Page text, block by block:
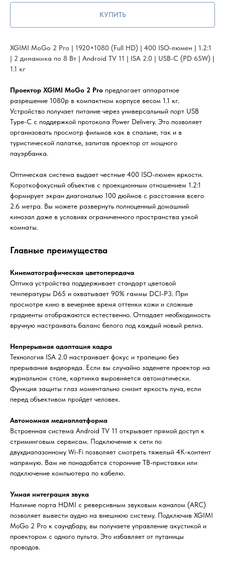
КУПИТЬ
XGIMI MoGo 2 Pro | 1920×1080 (Full HD) | 400 ISO-люмен | 1.2:1
| 2 динамика по 8 Вт | Android TV 11 | ISA 2.0 | USB-C (PD 65W) |
1.1 кг
Проектор XGIMI MoGo 2 Pro предлагает аппаратное
разрешение 1080p в компактном корпусе весом 1.1 кг.
Устройство получает питание через универсальный порт USB
Type-C с поддержкой протокола Power Delivery. Это позволяет
организовать просмотр фильмов как в спальне, так и в
туристической палатке, запитав проектор от мощного
пауэрбанка.
Оптическая система выдает честные 400 ISO-люмен яркости.
Короткофокусный объектив с проекционным отношением 1.2:1
формирует экран диагональю 100 дюймов с расстояния всего
2.6 метра. Вы можете развернуть полноценный домашний
кинозал даже в условиях ограниченного пространства узкой
комнаты.
Главные преимущества
Кинематографическая цветопередача
Оптика устройства поддерживает стандарт цветовой
температуры D65 и охватывает 90% гаммы DCI-P3. При
просмотре кино в вечернее время оттенки кожи и сложные
градиенты отображаются естественно. Отпадает необходимость
вручную настраивать баланс белого под каждый новый релиз.
Непрерывная адаптация кадра
Технология ISA 2.0 настраивает фокус и трапецию без
прерывания видеоряда. Если вы случайно заденете проектор на
журнальном столе, картинка выровняется автоматически.
Функция защиты глаз моментально снизит яркость луча, если
перед объективом пройдет человек.
Автономная медиаплатформа
Встроенная система Android TV 11 открывает прямой доступ к
стриминговым сервисам. Подключение к сети по
двухдиапазонному Wi-Fi позволяет смотреть тяжелый 4K-контент
напрямую. Вам не понадобятся сторонние ТВ-приставки или
подключение компьютера по кабелю.
Умная интеграция звука
Наличие порта HDMI с реверсивным звуковым каналом (ARC)
позволяет вывести аудио на внешнюю систему. Подключив XGIMI
MoGo 2 Pro к саундбару, вы получаете управление акустикой и
проектором с одного пульта. Это избавляет от путаницы
проводов.